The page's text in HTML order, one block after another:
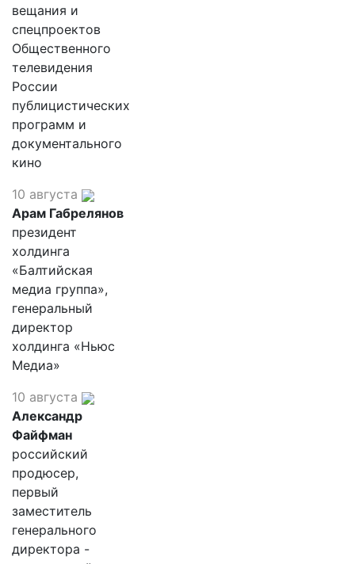
вещания и
спецпроектов
Общественного
телевидения
России
публицистических
программ и
документального
кино
10 августа
Арам Габрелянов
президент
холдинга
«Балтийская
медиа группа»,
генеральный
директор
холдинга «Ньюс
Медиа»
10 августа
Александр
Файфман
российский
продюсер,
первый
заместитель
генерального
директора -